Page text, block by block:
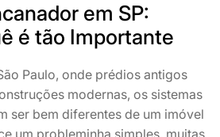
em SP:
é tão Importante
Paulo, onde prédios antigos
modernas, os sistemas
ser bem diferentes de um imóvel
um probleminha simples, muitas